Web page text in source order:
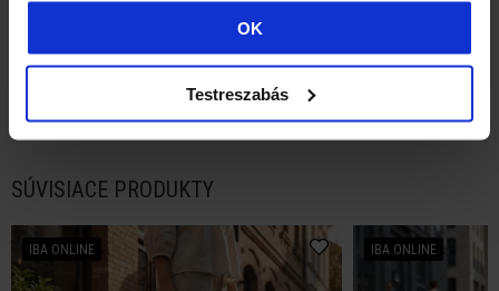
OK
Testreszabás
€269.90 €215.90
€269.90 €215.90
SÚVISIACE PRODUKTY
IBA ONLINE IBA ONLINE